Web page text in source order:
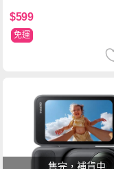
$599
免運
售完，補貨中